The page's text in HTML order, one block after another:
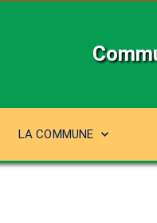
LA COMMUNE